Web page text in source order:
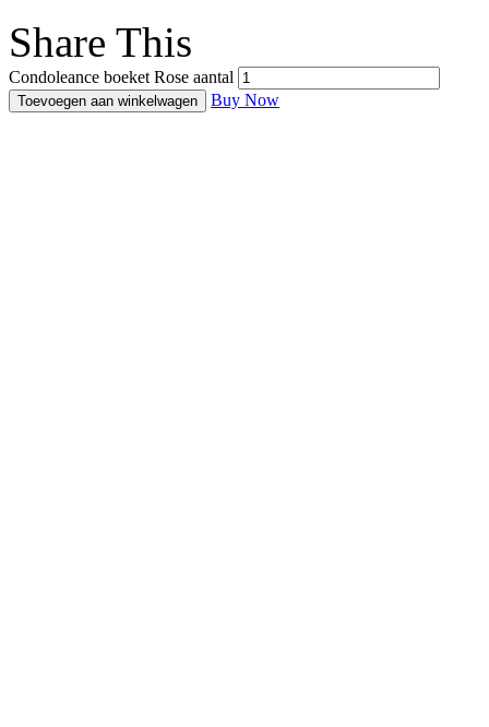
Share This
Condoleance boeket Rose aantal
Toevoegen aan winkelwagen Buy Now